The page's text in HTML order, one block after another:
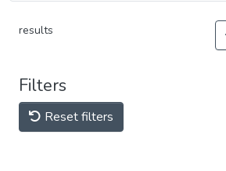
results
Filters
Reset filters